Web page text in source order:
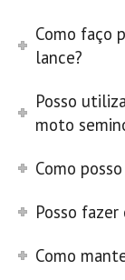
Como faço
lance?
Posso
moto
Como
Posso
Como